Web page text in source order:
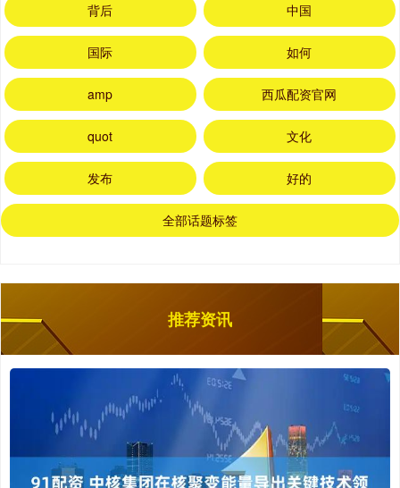
背后 中国
国际 如何
amp 西瓜配资官网
quot 文化
发布 好的
全部话题标签
推荐资讯